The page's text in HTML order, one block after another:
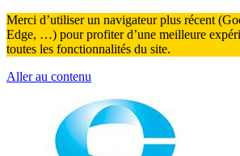
Merci d’utiliser un navigateur plus récent
Edge, …) pour profiter d’une meilleure
toutes les fonctionnalités du site.
Aller au contenu